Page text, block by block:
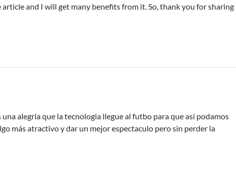
and I will get many benefits from it. So, thank you for sharing
alegria que la tecnologia llegue al futbo para que así podamos
más atractivo y dar un mejor espectaculo pero sin perder la